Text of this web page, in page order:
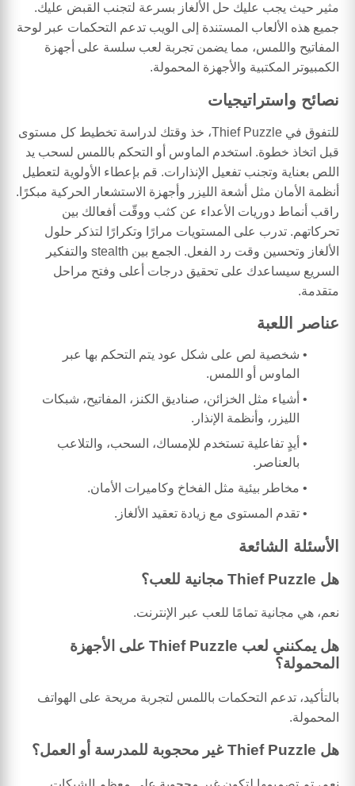
مثير حيث يجب عليك حل الألغاز بسرعة لتجنب القبض عليك.
جميع هذه الألعاب المستندة إلى الويب تدعم التحكمات عبر لوحة
المفاتيح واللمس، مما يضمن تجربة لعب سلسة على أجهزة
الكمبيوتر المكتبية والأجهزة المحمولة.
نصائح واستراتيجيات
للتفوق في Thief Puzzle، خذ وقتك لدراسة تخطيط كل مستوى
قبل اتخاذ خطوة. استخدم الماوس أو التحكم باللمس لسحب يد
اللص بعناية وتجنب تفعيل الإنذارات. قم بإعطاء الأولوية لتعطيل
أنظمة الأمان مثل أشعة الليزر وأجهزة الاستشعار الحركية مبكرًا.
راقب أنماط دوريات الأعداء عن كثب ووقّت أفعالك بين
تحركاتهم. تدرب على المستويات مرارًا وتكرارًا لتذكر حلول
الألغاز وتحسين وقت رد الفعل. الجمع بين stealth والتفكير
السريع سيساعدك على تحقيق درجات أعلى وفتح مراحل
متقدمة.
عناصر اللعبة
شخصية لص على شكل عود يتم التحكم بها عبر
الماوس أو اللمس.
أشياء مثل الخزائن، صناديق الكنز، المفاتيح، شبكات
الليزر، وأنظمة الإنذار.
أيدٍ تفاعلية تستخدم للإمساك، السحب، والتلاعب
بالعناصر.
مخاطر بيئية مثل الفخاخ وكاميرات الأمان.
تقدم المستوى مع زيادة تعقيد الألغاز.
الأسئلة الشائعة
هل Thief Puzzle مجانية للعب؟
نعم، هي مجانية تمامًا للعب عبر الإنترنت.
هل يمكنني لعب Thief Puzzle على الأجهزة
المحمولة؟
بالتأكيد، تدعم التحكمات باللمس لتجربة مريحة على الهواتف
المحمولة.
هل Thief Puzzle غير محجوبة للمدرسة أو العمل؟